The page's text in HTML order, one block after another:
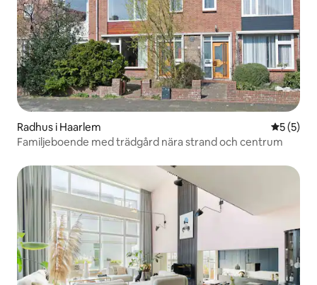
Radhus i Haarlem 5 av 5 i
5 (5)
Familjeboende med trädgård nära strand och centrum